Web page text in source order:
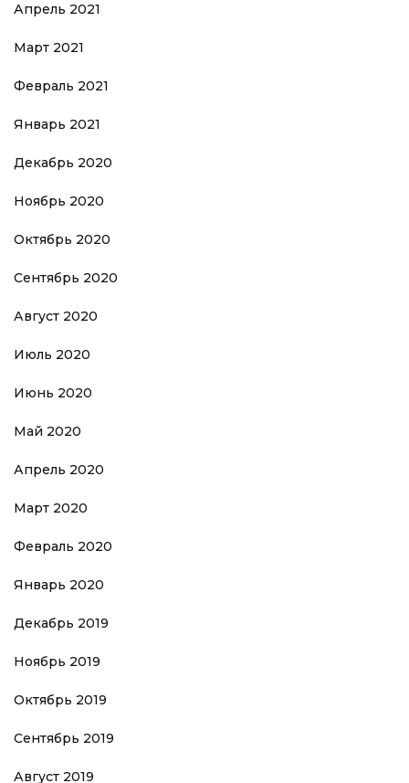
Апрель 2021
Март 2021
Февраль 2021
Январь 2021
Декабрь 2020
Ноябрь 2020
Октябрь 2020
Сентябрь 2020
Август 2020
Июль 2020
Июнь 2020
Май 2020
Апрель 2020
Март 2020
Февраль 2020
Январь 2020
Декабрь 2019
Ноябрь 2019
Октябрь 2019
Сентябрь 2019
Август 2019